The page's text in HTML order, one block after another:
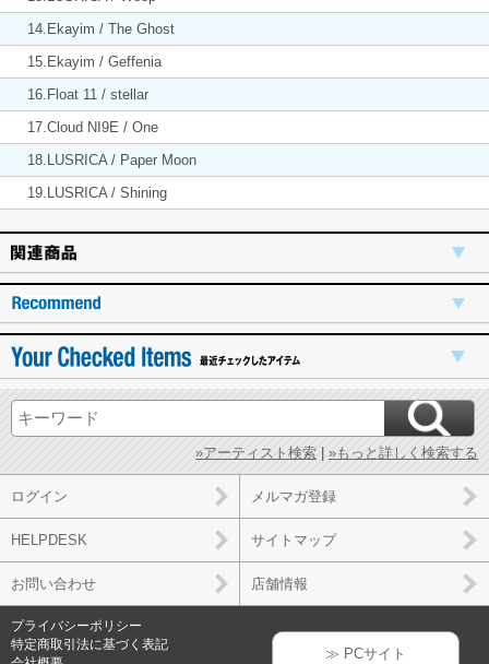
14.Ekayim / The Ghost
15.Ekayim / Geffenia
16.Float 11 / stellar
17.Cloud NI9E / One
18.LUSRICA / Paper Moon
19.LUSRICA / Shining
»アーティスト検索 »もっと詳しく検索する
ログイン メルマガ登録
HELPDESK サイトマップ
お問い合わせ 店舗情報
プライバシーポリシー
特定商取引法に基づく表記
≫ PCサイト